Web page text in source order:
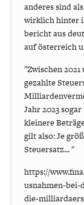
anderes sind
wirklich hinter
bericht aus
auf österreich
"Zwischen
gezahlte
Jahr 2023
kleinere
gilt also: Je
Steuersatz... "
https://
usnahmen-bei-
die-